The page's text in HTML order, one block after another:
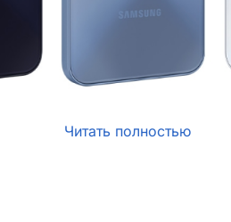
Читать полностью